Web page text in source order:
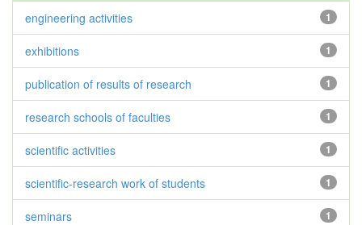
1
engineering activities
1
exhibitions
1
publication of results of research
1
research schools of faculties
1
scientific activities
1
scientific-research work of students
1
seminars